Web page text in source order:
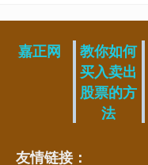
嘉正网
教你如何
买入卖出
股票的方
法
友情链接：